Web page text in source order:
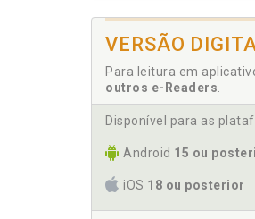
VERSÃO
Para leitura em
outros e-Readers
Disponível para as
Android 15 ou
iOS 18 ou posterior